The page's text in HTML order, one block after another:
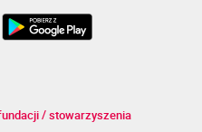
/ stowarzyszenia